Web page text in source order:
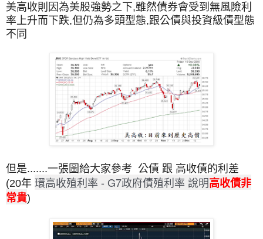
美高收則因為美股強勢之下,雖然債券會受到無風險利
率上升而下跌,但仍為多頭型態,跟公債與投資級債型態
不同
但是.......一張圖給大家參考 公債 跟 高收債的利差
(20年 環高收殖利率 - G7政府債殖利率 說明高收債非
常貴)